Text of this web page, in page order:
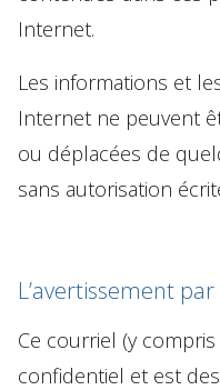
Internet.
Les informations et
Internet ne peuvent
ou déplacées de
sans autorisation
L’avertissement
Ce courriel (y
confidentiel et est